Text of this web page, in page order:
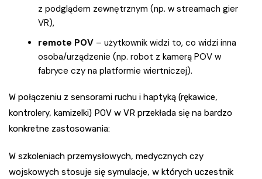
z podglądem zewnętrznym (np. w streamach gier
VR),
remote POV – użytkownik widzi to, co widzi inna
osoba/urządzenie (np. robot z kamerą POV w
fabryce czy na platformie wiertniczej).
W połączeniu z sensorami ruchu i haptyką (rękawice,
kontrolery, kamizelki) POV w VR przekłada się na bardzo
konkretne zastosowania:
W szkoleniach przemysłowych, medycznych czy
wojskowych stosuje się symulacje, w których uczestnik